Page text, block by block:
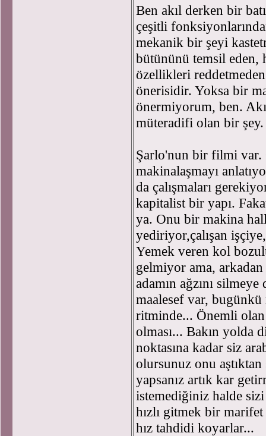
Ben akıl derken bir
çeşitli
mekanik bir şeyi
bütününü temsil eden,
özellikleri
önerisidir. Yoksa bir
önermiyorum, ben.
müteradifi olan bir
Şarlo'nun bir filmi var.
makinalaşmayı
da çalışmaları
kapitalist bir yapı.
ya. Onu bir makina
yediriyor,çalışan
Yemek veren kol
gelmiyor ama, arkadan
adamın ağzını
maalesef var,
ritminde... Önemli olan
olması... Bakın yolda
noktasına kadar siz
olursunuz onu
yapsanız artık kar
istemediğiniz halde
hızlı gitmek bir
hız tahdidi koyarlar...